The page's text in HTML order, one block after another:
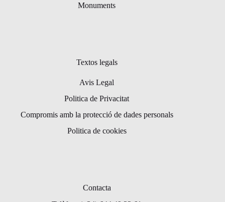
Monuments
Textos legals
Avis Legal
Politica de Privacitat
Compromis amb la protecció de dades personals
Politica de cookies
Contacta